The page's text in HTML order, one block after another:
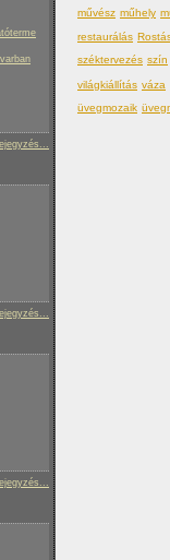
művész műhely
restaurálás
széktervezés szín
világkiállítás váza
üvegmozaik